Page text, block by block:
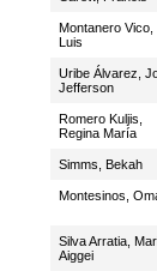
Montanero Vico,
Luis
Uribe Álvarez,
Jefferson
Romero Kuljis,
Regina María
Simms, Bekah
Montesinos,
Silva Arratia,
Aiggei